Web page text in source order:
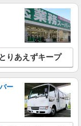
とりあえずキープ
ー